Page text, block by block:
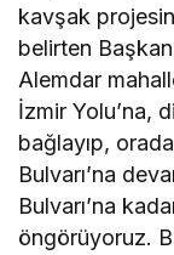
kavşak
belirten
Alemdar
İzmir Yolu’na,
bağlayıp,
Bulvarı’na
Bulvarı’na
öngörüyoruz.